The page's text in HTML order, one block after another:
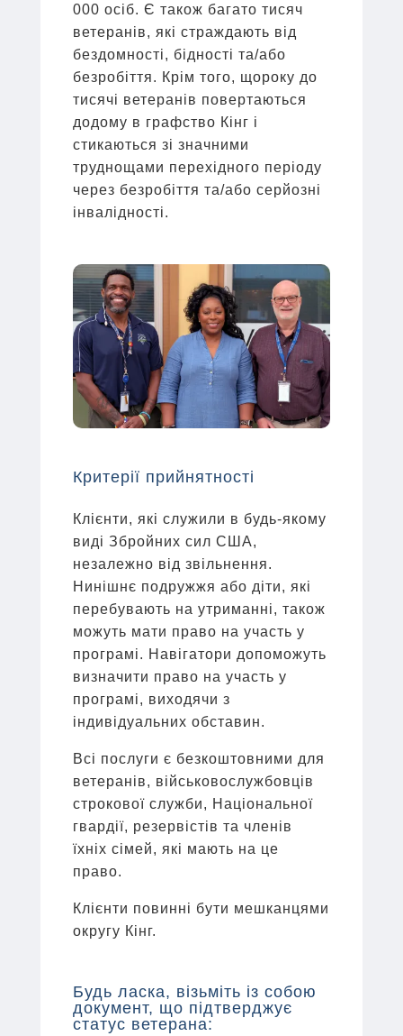
000 осіб. Є також багато тисяч
ветеранів, які страждають від
бездомності, бідності та/або
безробіття. Крім того, щороку до
тисячі ветеранів повертаються
додому в графство Кінг і
стикаються зі значними
труднощами перехідного періоду
через безробіття та/або серйозні
інвалідності.
Критерії прийнятності
Клієнти, які служили в будь-якому
виді Збройних сил США,
незалежно від звільнення.
Нинішнє подружжя або діти, які
перебувають на утриманні, також
можуть мати право на участь у
програмі. Навігатори допоможуть
визначити право на участь у
програмі, виходячи з
індивідуальних обставин.
Всі послуги є безкоштовними для
ветеранів, військовослужбовців
строкової служби, Національної
гвардії, резервістів та членів
їхніх сімей, які мають на це
право.
Клієнти повинні бути мешканцями
округу Кінг.
Будь ласка, візьміть із собою
документ, що підтверджує
статус ветерана: